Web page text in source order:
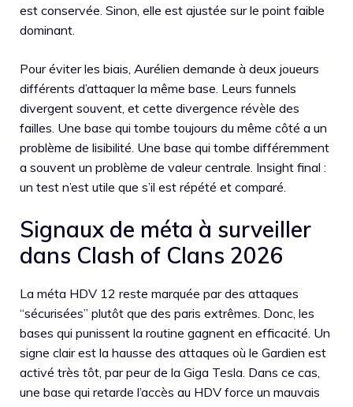
est conservée. Sinon, elle est ajustée sur le point faible
dominant.
Pour éviter les biais, Aurélien demande à deux joueurs
différents d’attaquer la même base. Leurs funnels
divergent souvent, et cette divergence révèle des
failles. Une base qui tombe toujours du même côté a un
problème de lisibilité. Une base qui tombe différemment
a souvent un problème de valeur centrale. Insight final :
un test n’est utile que s’il est répété et comparé.
Signaux de méta à surveiller
dans Clash of Clans 2026
La méta HDV 12 reste marquée par des attaques
“sécurisées” plutôt que des paris extrêmes. Donc, les
bases qui punissent la routine gagnent en efficacité. Un
signe clair est la hausse des attaques où le Gardien est
activé très tôt, par peur de la Giga Tesla. Dans ce cas,
une base qui retarde l’accès au HDV force un mauvais